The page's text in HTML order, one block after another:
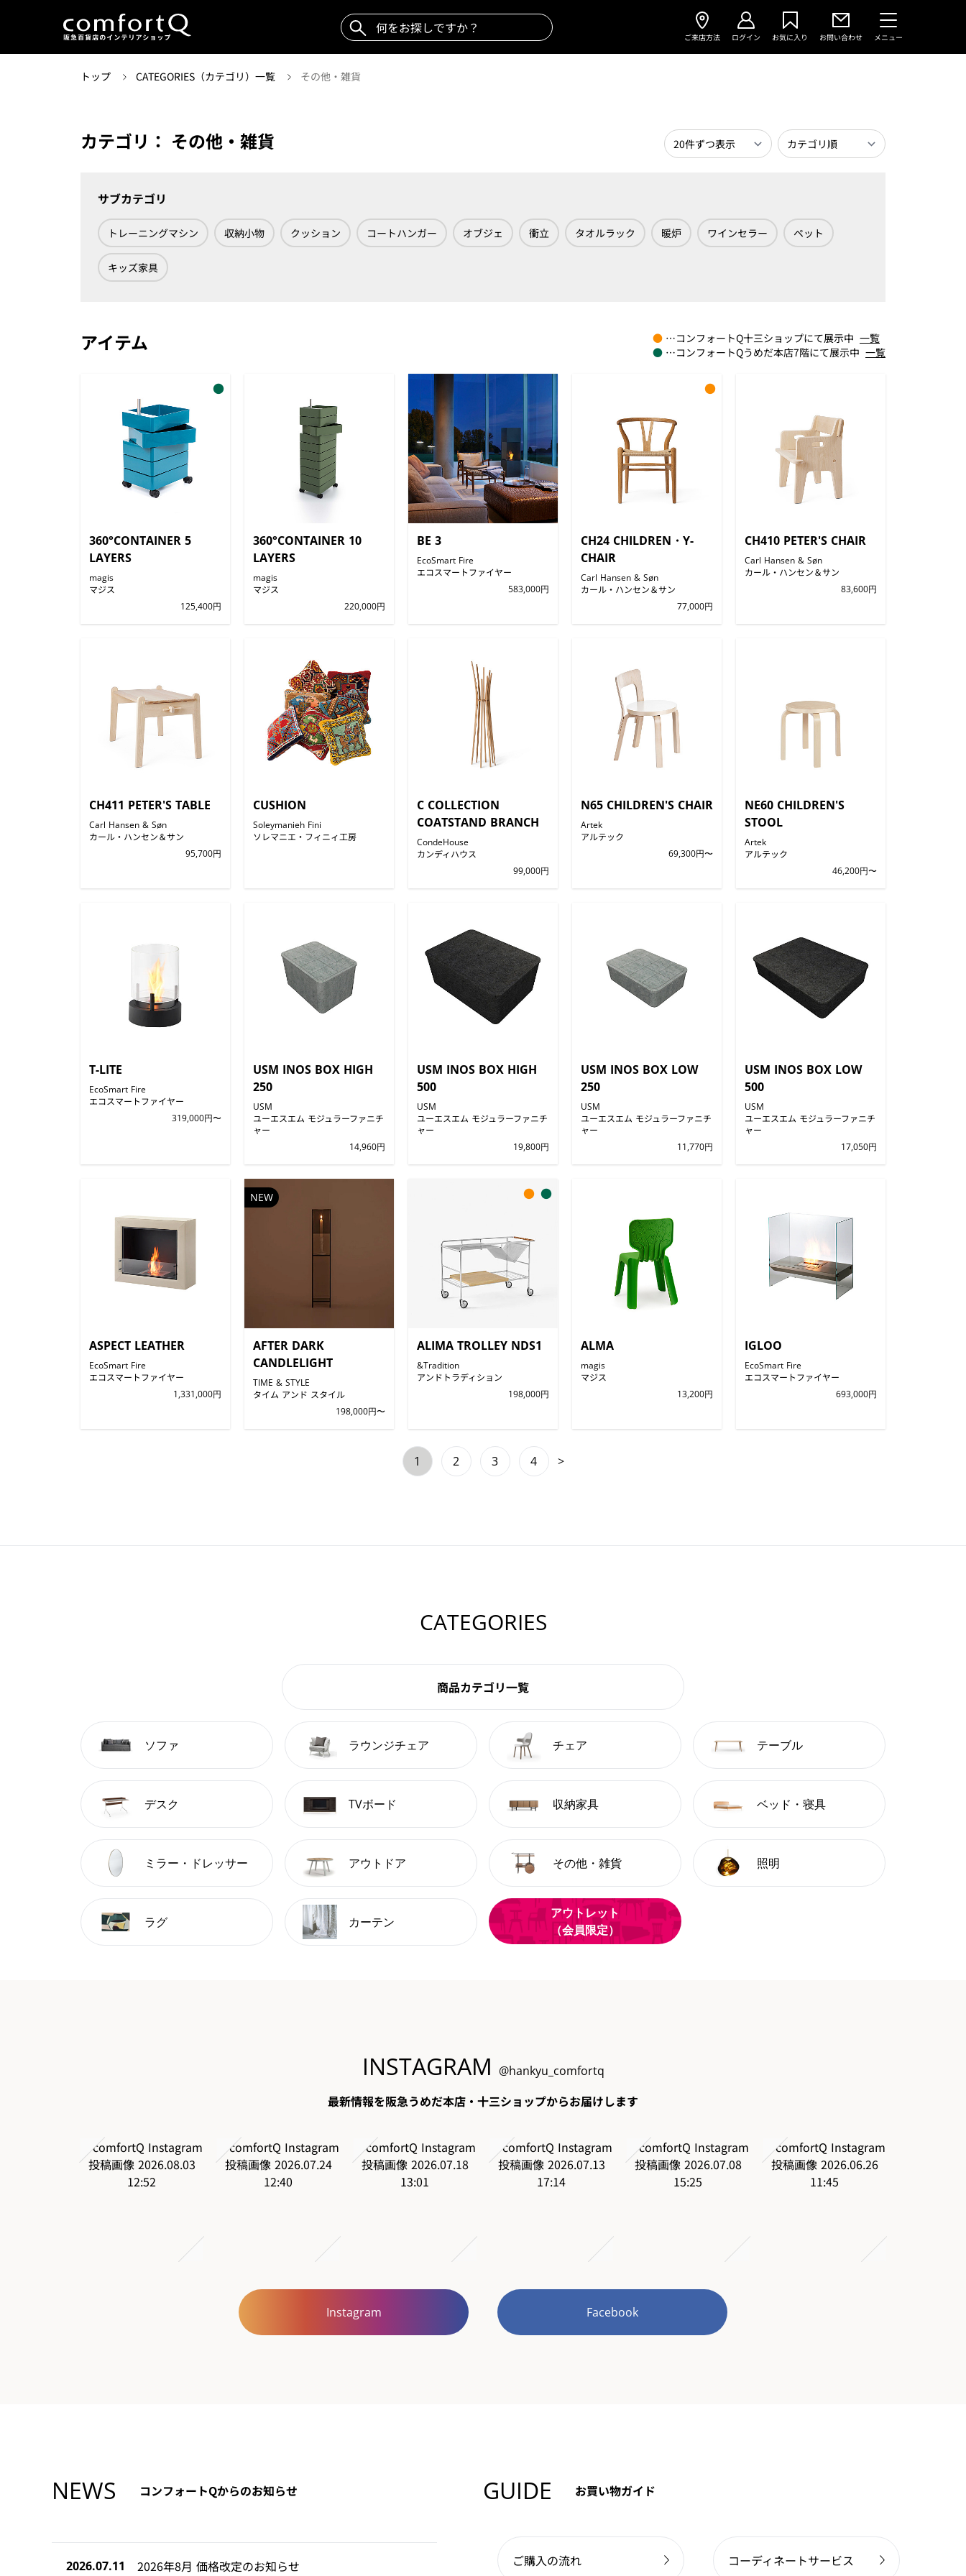
ご来店方法 ログイン お気に入り お問い合わせ メニュー
トップ CATEGORIES（カテゴリ）一覧 その他・雑貨
カテゴリ： その他・雑貨
サブカテゴリ
トレーニングマシン 収納小物 クッション コートハンガー オブジェ 衝立 タオルラック 暖炉 ワインセラー ペット
キッズ家具
アイテム ● …コンフォートQ十三ショップにて展示中 一覧
● …コンフォートQうめだ本店7階にて展示中 一覧
360°CONTAINER 5
LAYERS
magis
マジス
125,400円
●
360°CONTAINER 10
LAYERS
magis
マジス
220,000円
BE 3
EcoSmart Fire
エコスマートファイヤー
583,000円
CH24 CHILDREN・Y-
CHAIR
Carl Hansen & Søn
カール・ハンセン＆サン
77,000円
●
CH410 PETER'S CHAIR
Carl Hansen & Søn
カール・ハンセン＆サン
83,600円
CH411 PETER'S TABLE
Carl Hansen & Søn
カール・ハンセン＆サン
95,700円
CUSHION
Soleymanieh Fini
ソレマニエ・フィニィ工房
C COLLECTION
COATSTAND BRANCH
CondeHouse
カンディハウス
99,000円
N65 CHILDREN'S CHAIR
Artek
アルテック
69,300円〜
NE60 CHILDREN'S
STOOL
Artek
アルテック
46,200円〜
T-LITE
EcoSmart Fire
エコスマートファイヤー
319,000円〜
USM INOS BOX HIGH
250
USM
ユーエスエム モジュラーファニチ
ャー
14,960円
USM INOS BOX HIGH
500
USM
ユーエスエム モジュラーファニチ
ャー
19,800円
USM INOS BOX LOW
250
USM
ユーエスエム モジュラーファニチ
ャー
11,770円
USM INOS BOX LOW
500
USM
ユーエスエム モジュラーファニチ
ャー
17,050円
ASPECT LEATHER
EcoSmart Fire
エコスマートファイヤー
1,331,000円
AFTER DARK
CANDLELIGHT
TIME & STYLE
タイム アンド スタイル
198,000円〜
NEW
ALIMA TROLLEY NDS1
&Tradition
アンドトラディション
198,000円
● ●
ALMA
magis
マジス
13,200円
IGLOO
EcoSmart Fire
エコスマートファイヤー
693,000円
1 2 3 4 >
CATEGORIES
商品カテゴリ一覧
ソファ ラウンジチェア チェア テーブル
デスク TVボード 収納家具 ベッド・寝具
ミラー・ドレッサー アウトドア その他・雑貨 照明
ラグ カーテン
アウトレット
（会員限定）
INSTAGRAM @hankyu_comfortq
最新情報を阪急うめだ本店・十三ショップからお届けします
Instagram Facebook
NEWS コンフォートQからのお知らせ
2026.07.11 2026年8月 価格改定のお知らせ
GUIDE お買い物ガイド
ご購入の流れ コーディネートサービス